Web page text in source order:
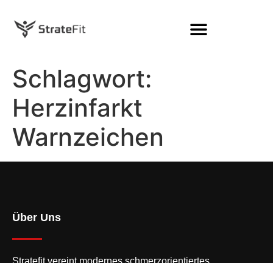
Schlagwort:
Herzinfarkt
Warnzeichen
Über Uns
Stratefit vereint modernes schmerzorientiertes